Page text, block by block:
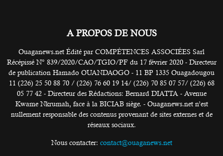
A PROPOS DE NOUS
Ouaganews.net Édité par COMPÉTENCES ASSOCIÉES Sarl
Récépissé N° 839/2020/CAO/TGIO/PF du 17 février 2020 - Directeur
de publication Hamado OUANDAOGO - 11 BP 1335 Ouagadougou
11 (226) 25 50 88 70 / (226) 76 60 19 14/ (226) 70 85 07 57/ (226) 68
05 77 42 - Directeur des Rédactions: Bernard DIATTA - Avenue
Kwame Nkrumah, face à la BICIAB siège. - Ouaganews.net n’est
nullement responsable des contenus provenant de sites externes et de
réseaux sociaux.
Nous contacter: contact@ouaganews.net